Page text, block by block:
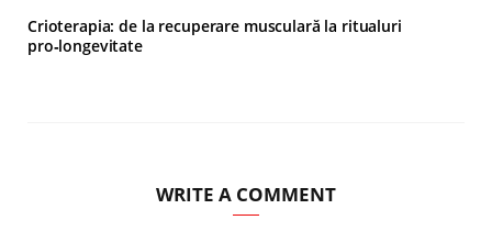
Crioterapia: de la recuperare musculară la ritualuri
pro‑longevitate
WRITE A COMMENT